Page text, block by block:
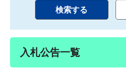
入札公告一覧